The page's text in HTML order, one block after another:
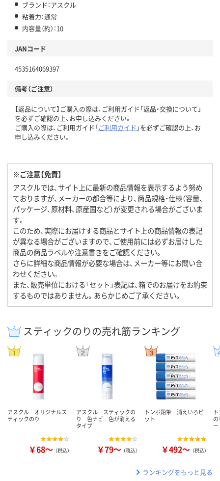
ブランド：アスクル
粘着力：通常
内容量（約）：10
JANコード
4535164069397
備考（ご注意）
【返品について】ご購入の際は、ご利用ガイド「返品・交換について」
を必ずご確認の上、お申し込みください。
ご購入の際は、ご利用ガイド「ご利用ガイド 」を必ずご確認の上、お
申し込みください。
※ご注意【免責】
アスクルでは、サイト上に最新の商品情報を表示するよう努め
ておりますが、メーカーの都合等により、商品規格・仕様（容量、
パッケージ、原材料、原産国など）が変更される場合がございま
す。
このため、実際にお届けする商品とサイト上の商品情報の表記
が異なる場合がございますので、ご使用前には必ずお届けした
商品の商品ラベルや注意書きをご確認ください。
さらに詳細な商品情報が必要な場合は、メーカー等にお問い合
わせください。
また、販売単位における「セット」表記は、箱でのお届けをお約束
するものではありません。あらかじめご了承ください。
スティックのりの売れ筋ランキング
アスクル オリジナルス
ティックのり
￥68～ （税込）
アスクル スティックの
り 色ナビ 色が消える
タイプ
￥79～ （税込）
トンボ鉛筆 消えいろピ
ット
￥492～ （税込）
ランキングをもっと見る